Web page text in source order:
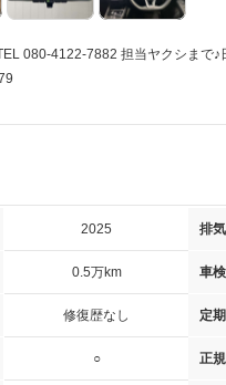
080-4122-7882 担当ヤクシまで
2025 排
0.5万km 車検
修復歴なし 定
○ 正